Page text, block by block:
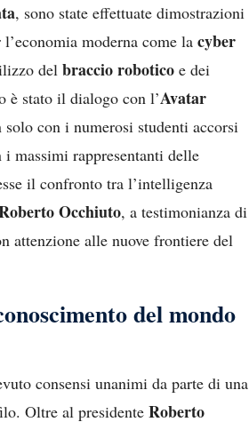
, sono state effettuate dimostrazioni
moderna come la cyber
del braccio robotico e dei
è stato il dialogo con l’Avatar
con i numerosi studenti accorsi
massimi rappresentanti delle
il confronto tra l’intelligenza
Occhiuto, a testimonianza di
attenzione alle nuove frontiere del
del mondo
consensi unanimi da parte di una
Oltre al presidente Roberto